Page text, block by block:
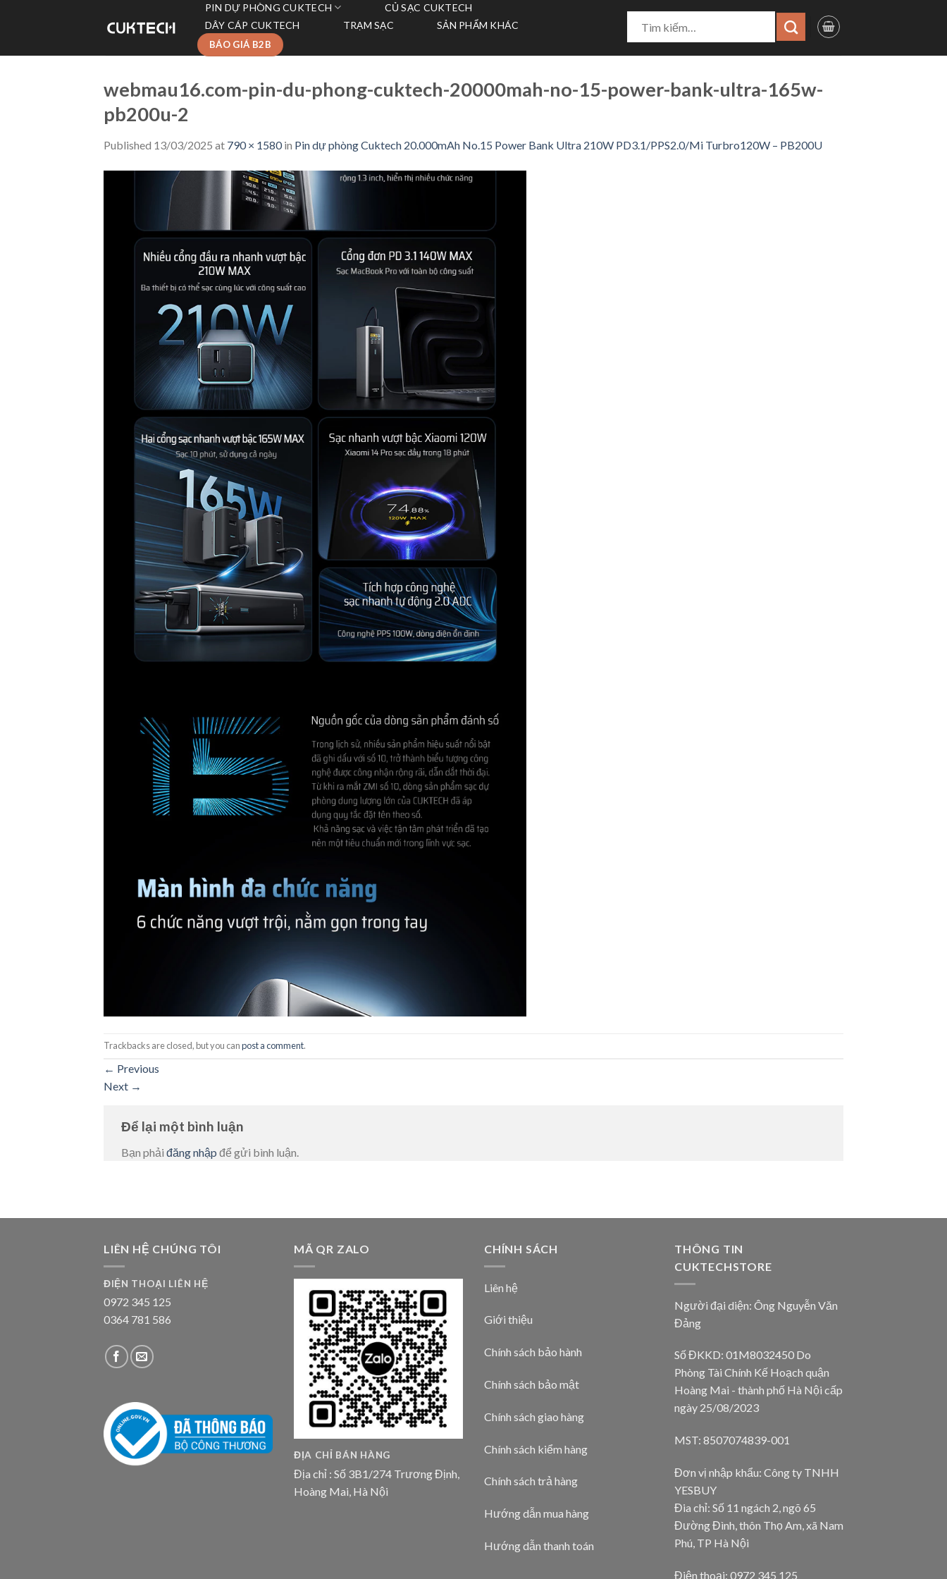
PIN DỰ PHÒNG CUKTECH
CỦ SẠC CUKTECH
DÂY CÁP CUKTECH
TRẠM SẠC SẢN PHẨM KHÁC
BÁO GIÁ B2B
kiếm:
webmau16.com-pin-du-phong-cuktech-20000mah-no-15-power-bank-ultra-165w-
pb200u-2
Published 13/03/2025 at 790 × 1580in Pin dự phòng Cuktech 20.000mAh No.15 Power Bank Ultra 210W PD3.1/PPS2.0/Mi Turbro120W – PB200U
Trackbacks are closed, but you canpost a comment.
← Previous
Next →
Để lại một bình luận
Bạn phải đăng nhập để gửi bình luận.
LIÊN HỆ CHÚNG TÔI
ĐIỆN THOẠI LIÊN HỆ
0972 345 125
0364 781 586
MÃ QR ZALO
ĐỊA CHỈ BÁN HÀNG
Địa chỉ : Số 3B1/274 Trương Định,
Hoàng Mai, Hà Nội
CHÍNH SÁCH
Liên hệ
Giới thiệu
Chính sách bảo hành
Chính sách bảo mật
Chính sách giao hàng
Chính sách kiểm hàng
Chính sách trả hàng
Hướng dẫn mua hàng
Hướng dẫn thanh toán
THÔNG TIN
CUKTECHSTORE
Người đại diện: Ông Nguyễn Văn
Đảng
Số ĐKKD: 01M8032450 Do
Phòng Tài Chính Kế Hoạch quận
Hoàng Mai - thành phố Hà Nội cấp
ngày 25/08/2023
MST: 8507074839-001
Đơn vị nhập khẩu: Công ty TNHH
YESBUY
Đia chỉ: Số 11 ngách 2, ngõ 65
Đường Đình, thôn Thọ Am, xã Nam
Phú, TP Hà Nội
Điện thoại: 0972 345 125